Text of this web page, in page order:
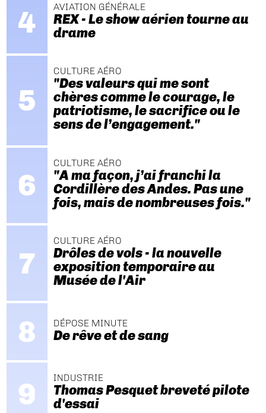
AVIATION GÉNÉRALE
REX - Le show aérien tourne au
drame
CULTURE AÉRO
"Des valeurs qui me sont
chères comme le courage, le
patriotisme, le sacrifice ou le
sens de l’engagement."
CULTURE AÉRO
"A ma façon, j’ai franchi la
Cordillère des Andes. Pas une
fois, mais de nombreuses fois."
CULTURE AÉRO
Drôles de vols - la nouvelle
exposition temporaire au
Musée de l'Air
DÉPOSE MINUTE
De rêve et de sang
INDUSTRIE
Thomas Pesquet breveté pilote
d'essai